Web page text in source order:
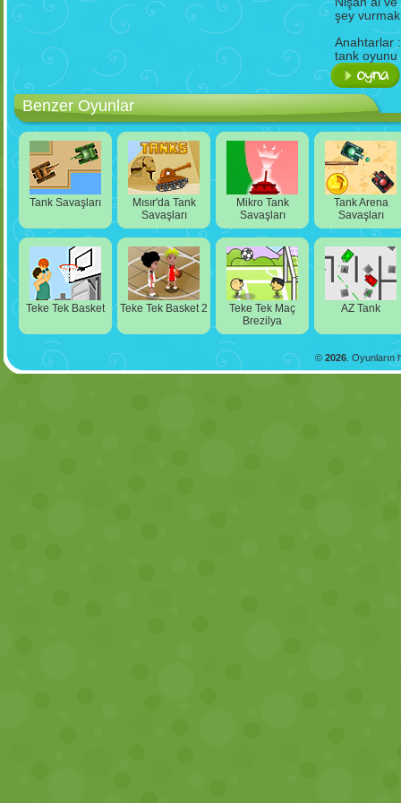
şey
Anahtarlar
tank oyunu
Benzer Oyunlar
Tank Savaşları
Mısır'da Tank
Savaşları
Mikro Tank
Savaşları
Tank Arena
Savaşları
Teke Tek Basket Teke Tek Basket 2
Teke Tek Maç
Brezilya
AZ Tank
© 2026 .